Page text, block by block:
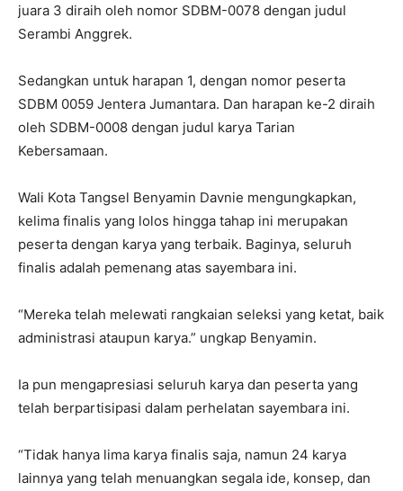
juara 3 diraih oleh nomor SDBM-0078 dengan judul
Serambi Anggrek.
Sedangkan untuk harapan 1, dengan nomor peserta
SDBM 0059 Jentera Jumantara. Dan harapan ke-2 diraih
oleh SDBM-0008 dengan judul karya Tarian
Kebersamaan.
Wali Kota Tangsel Benyamin Davnie mengungkapkan,
kelima finalis yang lolos hingga tahap ini merupakan
peserta dengan karya yang terbaik. Baginya, seluruh
finalis adalah pemenang atas sayembara ini.
“Mereka telah melewati rangkaian seleksi yang ketat, baik
administrasi ataupun karya.” ungkap Benyamin.
Ia pun mengapresiasi seluruh karya dan peserta yang
telah berpartisipasi dalam perhelatan sayembara ini.
“Tidak hanya lima karya finalis saja, namun 24 karya
lainnya yang telah menuangkan segala ide, konsep, dan